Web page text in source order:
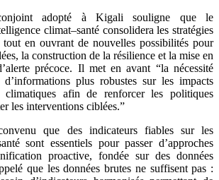
adopté à Kigali souligne que le
climat–santé consolidera les stratégies
tout en ouvrant de nouvelles possibilités pour
la construction de la résilience et la mise en
précoce. Il met en avant “la nécessité
plus robustes sur les impacts
climatiques afin de renforcer les politiques
les interventions ciblées.”
que des indicateurs fiables sur les
sont essentiels pour passer d’approches
proactive, fondée sur des données
que les données brutes ne suffisent pas :